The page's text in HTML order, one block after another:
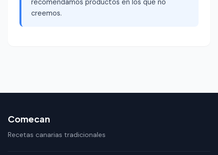
recomendamos productos en los que no
creemos.
Comecan
Recetas canarias tradicionales